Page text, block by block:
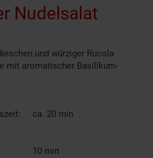
Nudelsalat
und würziger Rucola
mit aromatischer Basilikum-
ca. 20 min
10 min